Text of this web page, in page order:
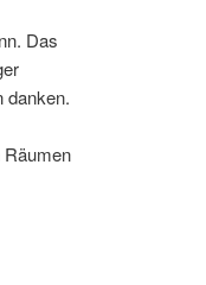
Das
danken.